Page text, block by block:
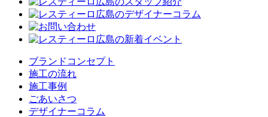
ブランドコンセプト
施工の流れ
施工事例
ごあいさつ
デザイナーコラム